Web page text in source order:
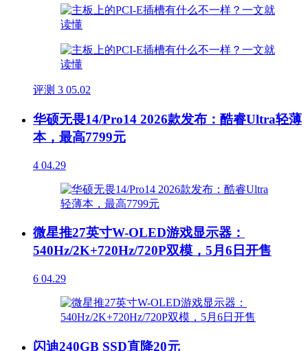
评测 3 05.02
华硕无畏14/Pro14 2026款发布：酷睿Ultra轻薄
本，最高7799元
4 04.29
微星推27英寸W-OLED游戏显示器：
540Hz/2K+720Hz/720P双模，5月6日开售
6 04.29
闪迪240GB SSD直降20元